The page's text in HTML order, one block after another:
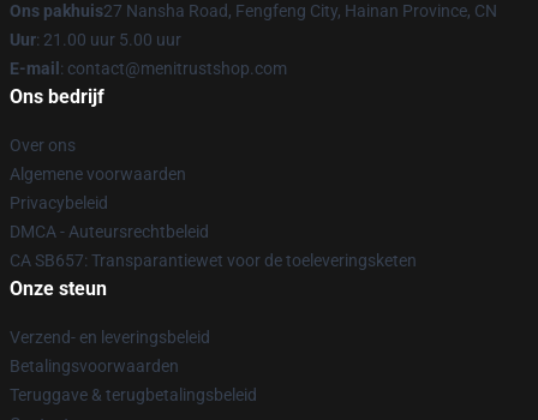
Ons pakhuis27 Nansha Road, Fengfeng City, Hainan Province, CN
Uur: 21.00 uur 5.00 uur
E-mail : contact@menitrustshop.com
Ons bedrijf
Over ons
Algemene voorwaarden
Privacybeleid
DMCA - Auteursrechtbeleid
CA SB657: Transparantiewet voor de toeleveringsketen
Onze steun
Verzend- en leveringsbeleid
Betalingsvoorwaarden
Teruggave & terugbetalingsbeleid